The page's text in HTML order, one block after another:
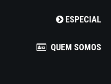
ESPECIAL
QUEM SOMOS